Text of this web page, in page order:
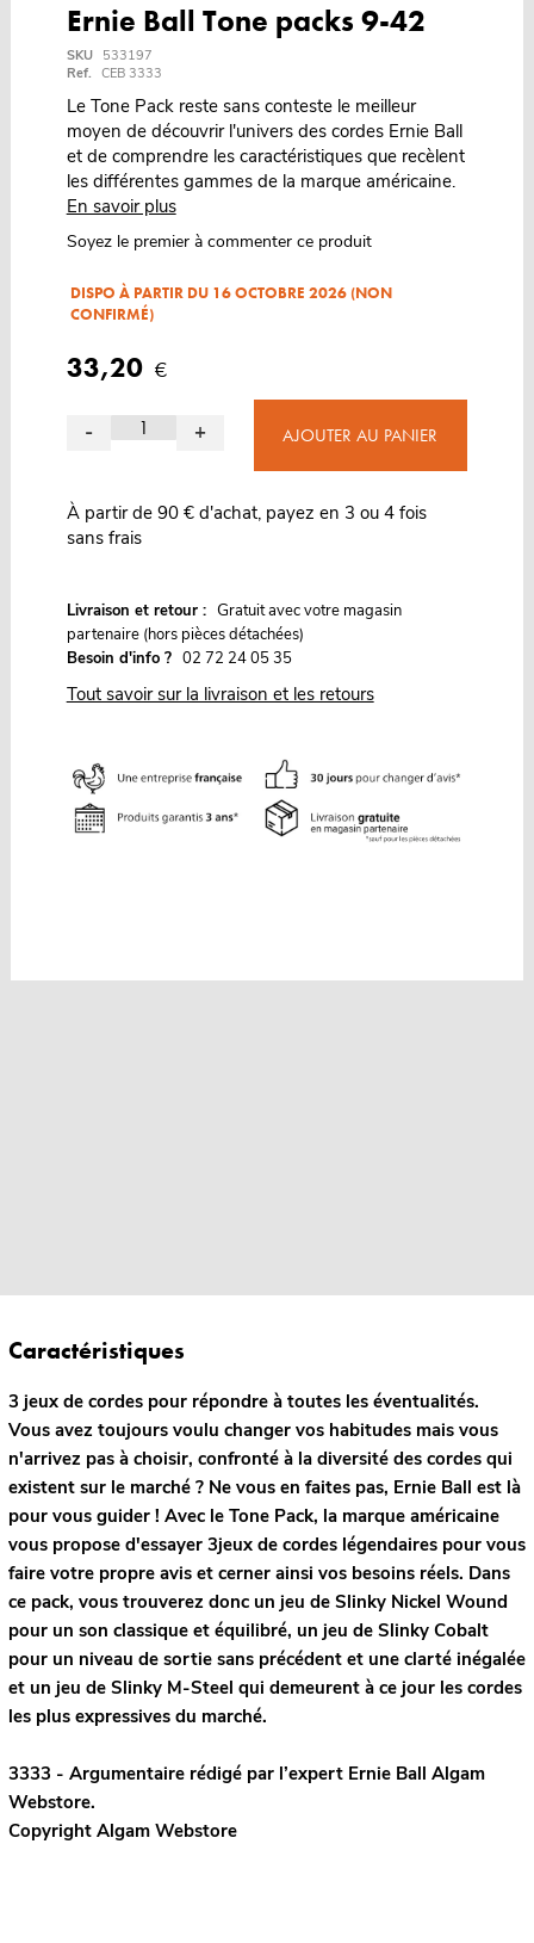
Ernie Ball Tone packs 9-42
SKU
533197
Ref. CEB 3333
Le Tone Pack reste sans conteste le meilleur
moyen de découvrir l'univers des cordes Ernie Ball
et de comprendre les caractéristiques que recèlent
les différentes gammes de la marque américaine.
En savoir plus
Soyez le premier à commenter ce produit
DISPO À PARTIR DU 16 OCTOBRE 2026 (NON
CONFIRMÉ)
33,20 €
- + AJOUTER AU PANIER
À partir de 90 € d'achat, payez en 3 ou 4 fois
sans frais
Livraison et retour : Gratuit avec votre magasin
partenaire (hors pièces détachées)
Besoin d'info ? 02 72 24 05 35
Tout savoir sur la livraison et les retours
Caractéristiques
3 jeux de cordes pour répondre à toutes les éventualités.
Vous avez toujours voulu changer vos habitudes mais vous
n'arrivez pas à choisir, confronté à la diversité des cordes qui
existent sur le marché ? Ne vous en faites pas, Ernie Ball est là
pour vous guider ! Avec le Tone Pack, la marque américaine
vous propose d'essayer 3jeux de cordes légendaires pour vous
faire votre propre avis et cerner ainsi vos besoins réels. Dans
ce pack, vous trouverez donc un jeu de Slinky Nickel Wound
pour un son classique et équilibré, un jeu de Slinky Cobalt
pour un niveau de sortie sans précédent et une clarté inégalée
et un jeu de Slinky M-Steel qui demeurent à ce jour les cordes
les plus expressives du marché.
3333 - Argumentaire rédigé par l’expert Ernie Ball Algam
Webstore.
Copyright Algam Webstore